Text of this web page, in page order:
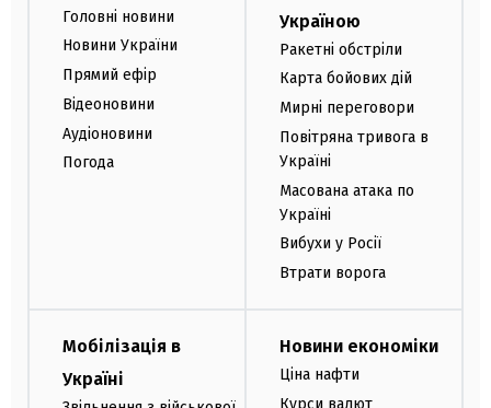
Головні новини
Новини України
Прямий ефір
Відеоновини
Аудіоновини
Погода
Україною
Ракетні обстріли
Карта бойових дій
Мирні переговори
Повітряна тривога в
Україні
Масована атака по
Україні
Вибухи у Росії
Втрати ворога
Мобілізація в
Україні
Новини економіки
Ціна нафти
Курси валют